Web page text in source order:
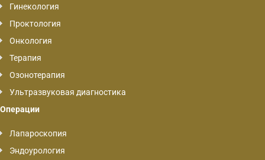
Гинекология
Проктология
Онкология
Терапия
Озонотерапия
Ультразвуковая диагностика
Операции
Лапароскопия
Эндоурология